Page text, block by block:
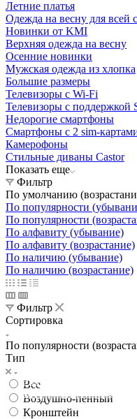
Летние платья
Одежда на весну для всей
Новинки от KMI
Верхняя одежда на весну
Осенние новинки
Мужская одежда из хлопка
Большие размеры
Телевизоры с Wi-Fi
Телевизоры с поддержкой
Недорогие смартфоны
Смартфоны с 2 sim-
Камерофоны
Стильные диваны Castor
Показать еще
Фильтр
По умолчанию
По популярности
По популярности
По алфавиту (убывание)
По алфавиту (возрастание)
По наличию (убывание)
По наличию (возрастание)
Фильтр
Сортировка
По популярности
Тип
Все
Воздушно-пенный
Кронштейн
Освещение
Здания префектуры
Освещение
Калужский завод
Освещение
СТРОИТЕЛЬНЫЙ
МЕРЛЕН»
Освещение
Железнодорожный